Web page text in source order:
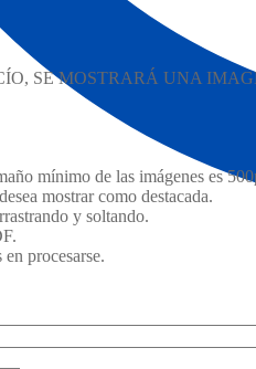
SE MOSTRARÁ UNA
mínimo de las imágenes es
mostrar como destacada.
y soltando.
procesarse.